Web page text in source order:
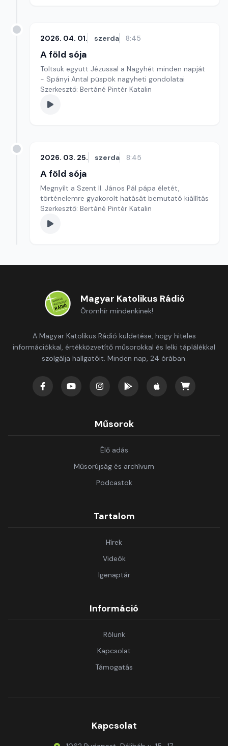
2026. 04. 01. szerda 8:45
A föld sója
Töltsük együtt Jézussal a Nagyhét minden napját
- Spányi Antal püspök nagyheti gondolatai
Szerkesztő: Bertáné Pintér Katalin
2026. 03. 25. szerda 8:45
A föld sója
Megnyílt a Szent II. János Pál pápa életét,
történelemre gyakorolt hatását bemutató kiállítás
Szerkesztő: Bertáné Pintér Katalin
Magyar Katolikus Rádió
Örömhír mindenkinek!
A Magyar Katolikus Rádió küldetése, hogy hiteles
információkkal, értékközvetítő műsorokkal és lelki táplálékkal
szolgálja hallgatóit. Minden nap, 24 órában.
Műsorok
Élő adás
Műsorújság és archívum
Podcastok
Tartalom
Hírek
Videók
Igenaptár
Információ
Rólunk
Kapcsolat
Támogatás
Kapcsolat